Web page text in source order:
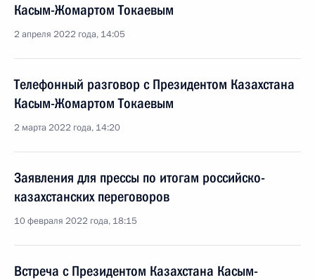
Касым-Жомартом Токаевым
2 апреля 2022 года, 14:05
Телефонный разговор с Президентом Казахстана
Касым-Жомартом Токаевым
2 марта 2022 года, 14:20
Заявления для прессы по итогам российско-
казахстанских переговоров
10 февраля 2022 года, 18:15
Встреча с Президентом Казахстана Касым-